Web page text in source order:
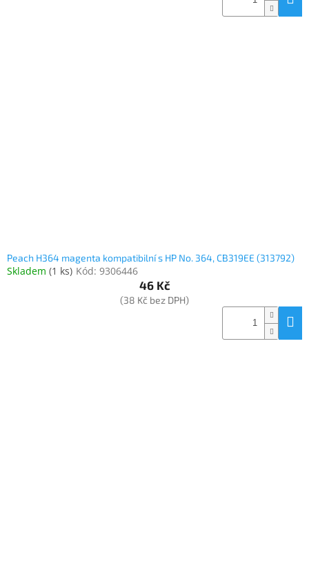
Peach H364 magenta kompatibilní s HP No. 364, CB319EE (313792)
Skladem (1 ks) Kód: 9306446
46 Kč
(38 Kč bez DPH)